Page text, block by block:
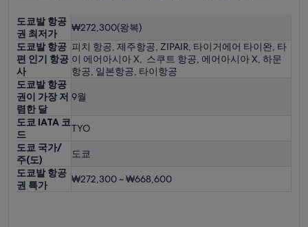
도쿄발 항공
권 최저가
₩272,300(왕복)
도쿄발 항공
편 인기 항공
사
피치 항공, 제주항공, ZIPAIR, 타이거에어 타이완, 타
이 에어아시아 X, 스쿠트 항공, 에어아시아 X, 하문
항공, 일본항공, 타이항공
도쿄발 항공
권이 가장 저
렴한 달
9월
도쿄 IATA 코
드
TYO
도쿄 국가/
주(도)
도쿄
도쿄발 항공
권 특가
₩272,300 ~ ₩668,600